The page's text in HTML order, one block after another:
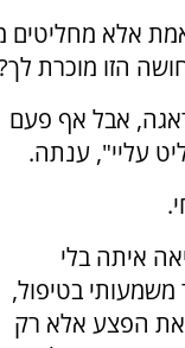
אלא מחליטים
הזו מוכרת
אבל אף פעם
עליי", ענתה.
איתה בלי
משמעותי בטיפול,
את הפצע אלא רק